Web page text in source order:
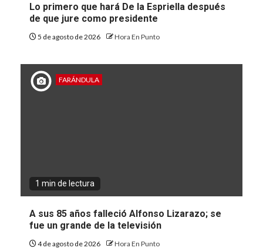
Lo primero que hará De la Espriella después
de que jure como presidente
5 de agosto de 2026 Hora En Punto
FARÁNDULA
1 min de lectura
A sus 85 años falleció Alfonso Lizarazo; se
fue un grande de la televisión
4 de agosto de 2026 Hora En Punto